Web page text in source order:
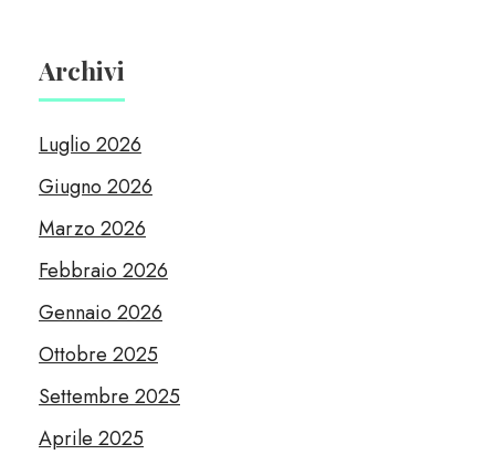
Archivi
Luglio 2026
Giugno 2026
Marzo 2026
Febbraio 2026
Gennaio 2026
Ottobre 2025
Settembre 2025
Aprile 2025